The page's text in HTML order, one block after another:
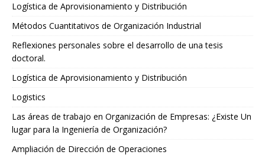
Logística de Aprovisionamiento y Distribución
Métodos Cuantitativos de Organización Industrial
Reflexiones personales sobre el desarrollo de una tesis
doctoral.
Logística de Aprovisionamiento y Distribución
Logistics
Las áreas de trabajo en Organización de Empresas: ¿Existe Un
lugar para la Ingeniería de Organización?
Ampliación de Dirección de Operaciones